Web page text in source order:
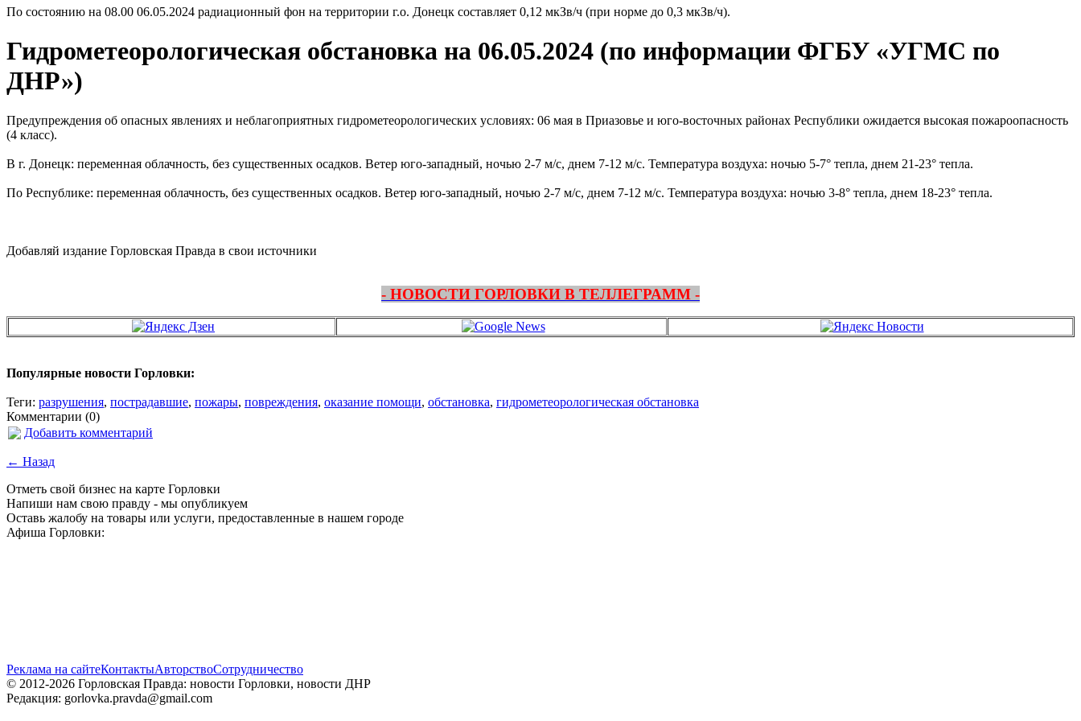
По состоянию на 08.00 06.05.2024 радиационный фон на территории г.о. Донецк составляет 0,12 мкЗв/ч (при норме до 0,3 мкЗв/ч).
Гидрометеорологическая обстановка на 06.05.2024 (по информации ФГБУ «УГМС по
ДНР»)
Предупреждения об опасных явлениях и неблагоприятных гидрометеорологических условиях: 06 мая в Приазовье и юго-восточных районах Республики ожидается высокая пожароопасность
(4 класс).
В г. Донецк: переменная облачность, без существенных осадков. Ветер юго-западный, ночью 2-7 м/с, днем 7-12 м/с. Температура воздуха: ночью 5-7° тепла, днем 21-23° тепла.
По Республике: переменная облачность, без существенных осадков. Ветер юго-западный, ночью 2-7 м/с, днем 7-12 м/с. Температура воздуха: ночью 3-8° тепла, днем 18-23° тепла.
Добавляй издание Горловская Правда в свои источники
- НОВОСТИ ГОРЛОВКИ В ТЕЛЛЕГРАММ -
Популярные новости Горловки:
Теги: разрушения, пострадавшие, пожары, повреждения, оказание помощи, обстановка, гидрометеорологическая обстановка
Комментарии (0)
Добавить комментарий
← Назад
Отметь свой бизнес на карте Горловки
Напиши нам свою правду - мы опубликуем
Оставь жалобу на товары или услуги, предоставленные в нашем городе
Афиша Горловки:
Реклама на сайтеКонтактыАвторствоСотрудничество
© 2012-2026 Горловская Правда: новости Горловки, новости ДНР
Редакция: gorlovka.pravda@gmail.com